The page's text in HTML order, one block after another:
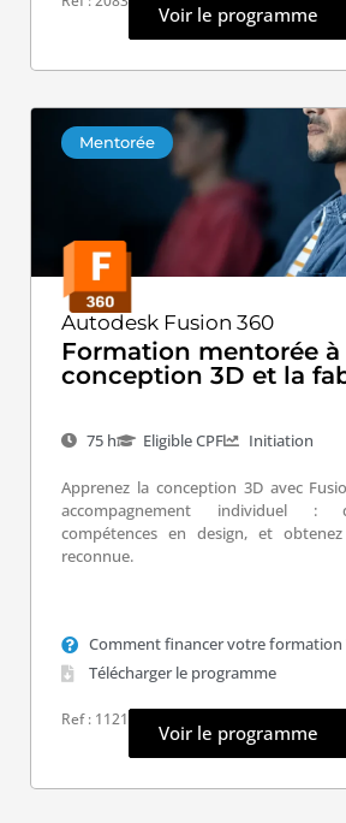
Voir le programme
Mentorée
Autodesk Fusion 360
Formation mentorée à
conception 3D et la
75 h Eligible CPF Initiation
Apprenez la conception 3D avec
accompagnement individuel :
compétences en design, et
reconnue.
Comment financer votre formation
Télécharger le programme
Ref : 1121
Voir le programme